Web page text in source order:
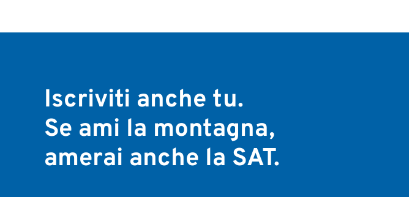
Iscriviti anche tu.
Se ami la montagna,
amerai anche la SAT.